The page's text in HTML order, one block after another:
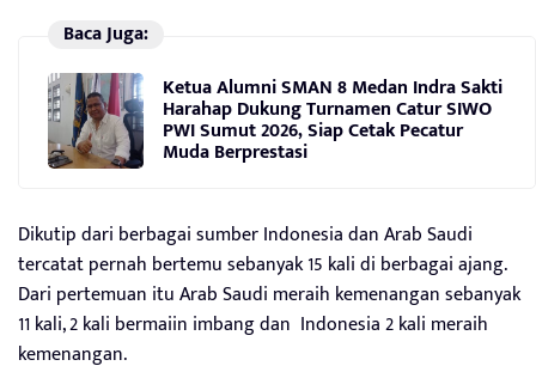
Baca Juga:
Ketua Alumni SMAN 8 Medan Indra Sakti
Harahap Dukung Turnamen Catur SIWO
PWI Sumut 2026, Siap Cetak Pecatur
Muda Berprestasi
Dikutip dari berbagai sumber Indonesia dan Arab Saudi
tercatat pernah bertemu sebanyak 15 kali di berbagai ajang.
Dari pertemuan itu Arab Saudi meraih kemenangan sebanyak
11 kali, 2 kali bermaiin imbang dan Indonesia 2 kali meraih
kemenangan.